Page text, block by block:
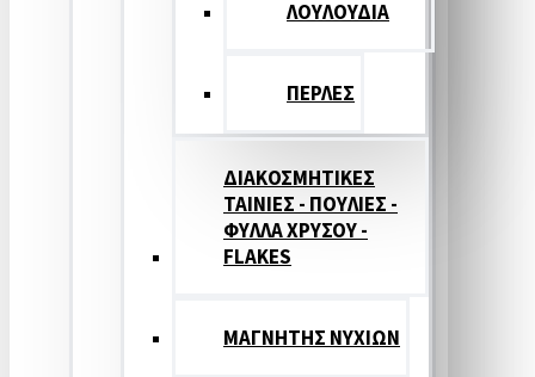
ΛΟΥΛΟΥΔΙΑ
ΠΕΡΛΕΣ
ΔΙΑΚΟΣΜΗΤΙΚΕΣ
ΤΑΙΝΙΕΣ - ΠΟΥΛΙΕΣ -
ΦΥΛΛΑ ΧΡΥΣΟΥ -
FLAKES
ΜΑΓΝΗΤΗΣ ΝΥΧΙΩΝ